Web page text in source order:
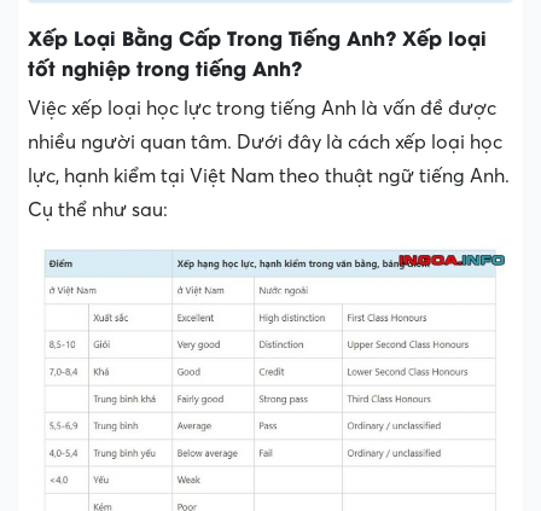
Xếp Loại Bằng Cấp Trong Tiếng Anh? Xếp loại
tốt nghiệp trong tiếng Anh?
Việc xếp loại học lực trong tiếng Anh là vấn đề được
nhiều người quan tâm. Dưới đây là cách xếp loại học
lực, hạnh kiểm tại Việt Nam theo thuật ngữ tiếng Anh.
Cụ thể như sau: